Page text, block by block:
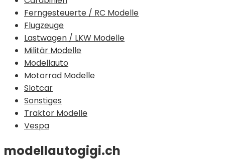
Ferngesteuerte / RC Modelle
Flugzeuge
Lastwagen / LKW Modelle
Militär Modelle
Modellauto
Motorrad Modelle
Slotcar
Sonstiges
Traktor Modelle
Vespa
modellautogigi.ch